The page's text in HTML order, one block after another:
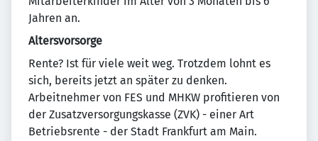
Jahren an.
Altersvorsorge
Rente? Ist für viele weit weg. Trotzdem lohnt es
sich, bereits jetzt an später zu denken.
Arbeitnehmer von FES und MHKW profitieren von
der Zusatzversorgungskasse (ZVK) - einer Art
Betriebsrente - der Stadt Frankfurt am Main.